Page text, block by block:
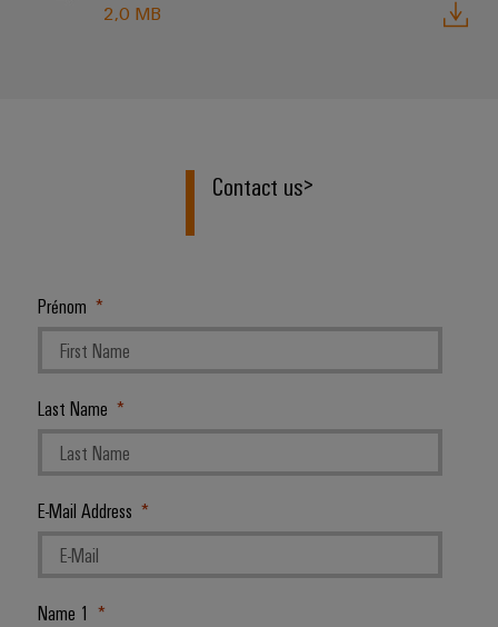
2,0 MB
Contact us>
Prénom
Last Name
E-Mail Address
Name 1